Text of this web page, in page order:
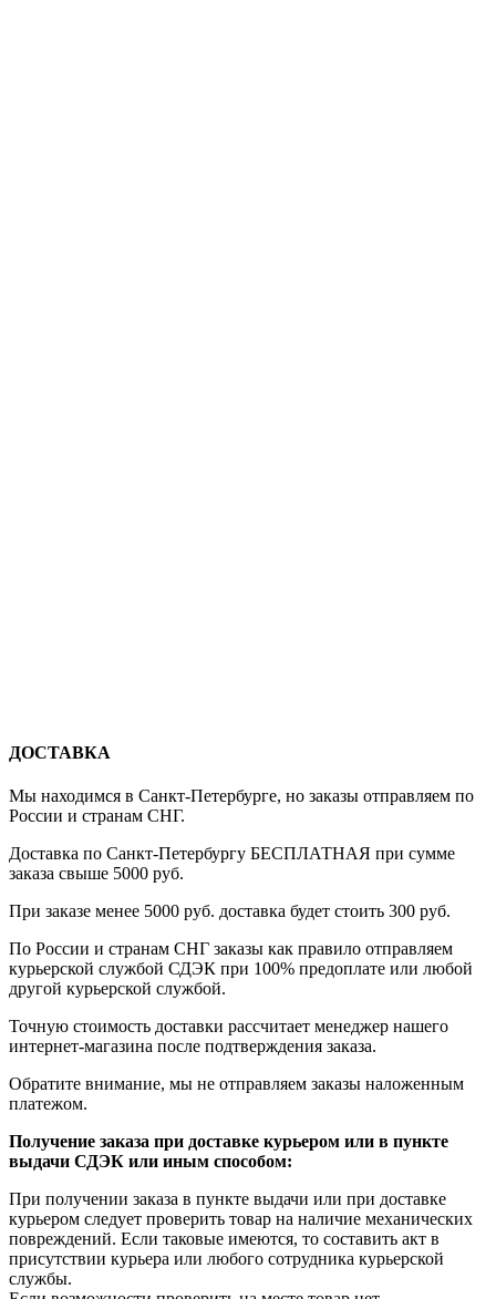
ДОСТАВКА
Мы находимся в Санкт-Петербурге, но заказы отправляем по
России и странам СНГ.
Доставка по Санкт-Петербургу БЕСПЛАТНАЯ при сумме
заказа свыше 5000 руб.
При заказе менее 5000 руб. доставка будет стоить 300 руб.
По России и странам СНГ заказы как правило отправляем
курьерской службой СДЭК при 100% предоплате или любой
другой курьерской службой.
Точную стоимость доставки рассчитает менеджер нашего
интернет-магазина после подтверждения заказа.
Обратите внимание, мы не отправляем заказы наложенным
платежом.
Получение заказа при доставке курьером или в пункте
выдачи СДЭК или иным способом:
При получении заказа в пункте выдачи или при доставке
курьером следует проверить товар на наличие механических
повреждений. Если таковые имеются, то составить акт в
присутствии курьера или любого сотрудника курьерской
службы.